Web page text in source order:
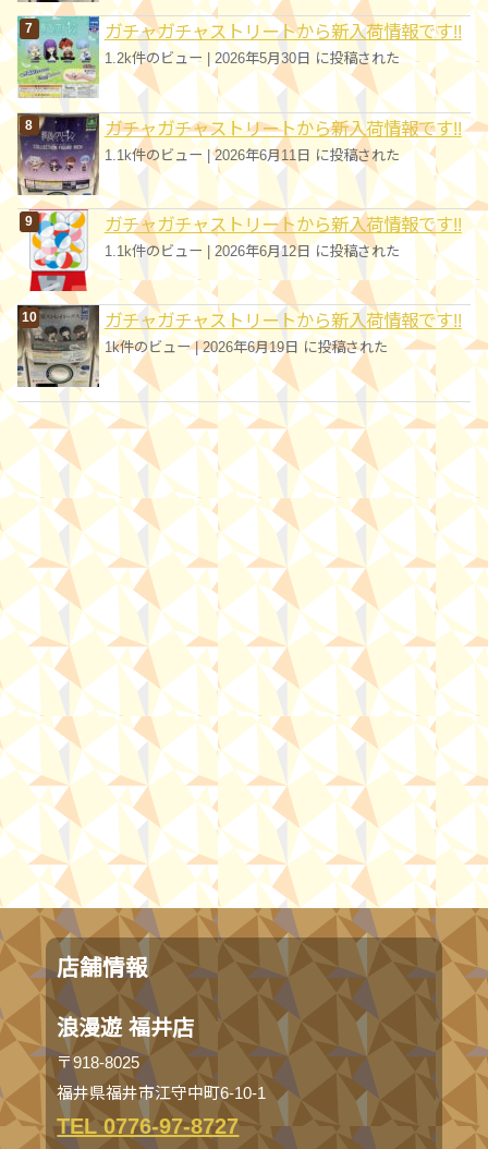
ガチャガチャストリートから新入荷情報です!!
1.2k件のビュー |2026年5月30日 に投稿された
ガチャガチャストリートから新入荷情報です!!
1.1k件のビュー|2026年6月11日 に投稿された
ガチャガチャストリートから新入荷情報です!!
1.1k件のビュー |2026年6月12日 に投稿された
ガチャガチャストリートから新入荷情報です!!
1k件のビュー|2026年6月19日 に投稿された
店舗情報
浪漫遊 福井店
〒918-8025
福井県福井市江守中町6-10-1
TEL 0776-97-8727